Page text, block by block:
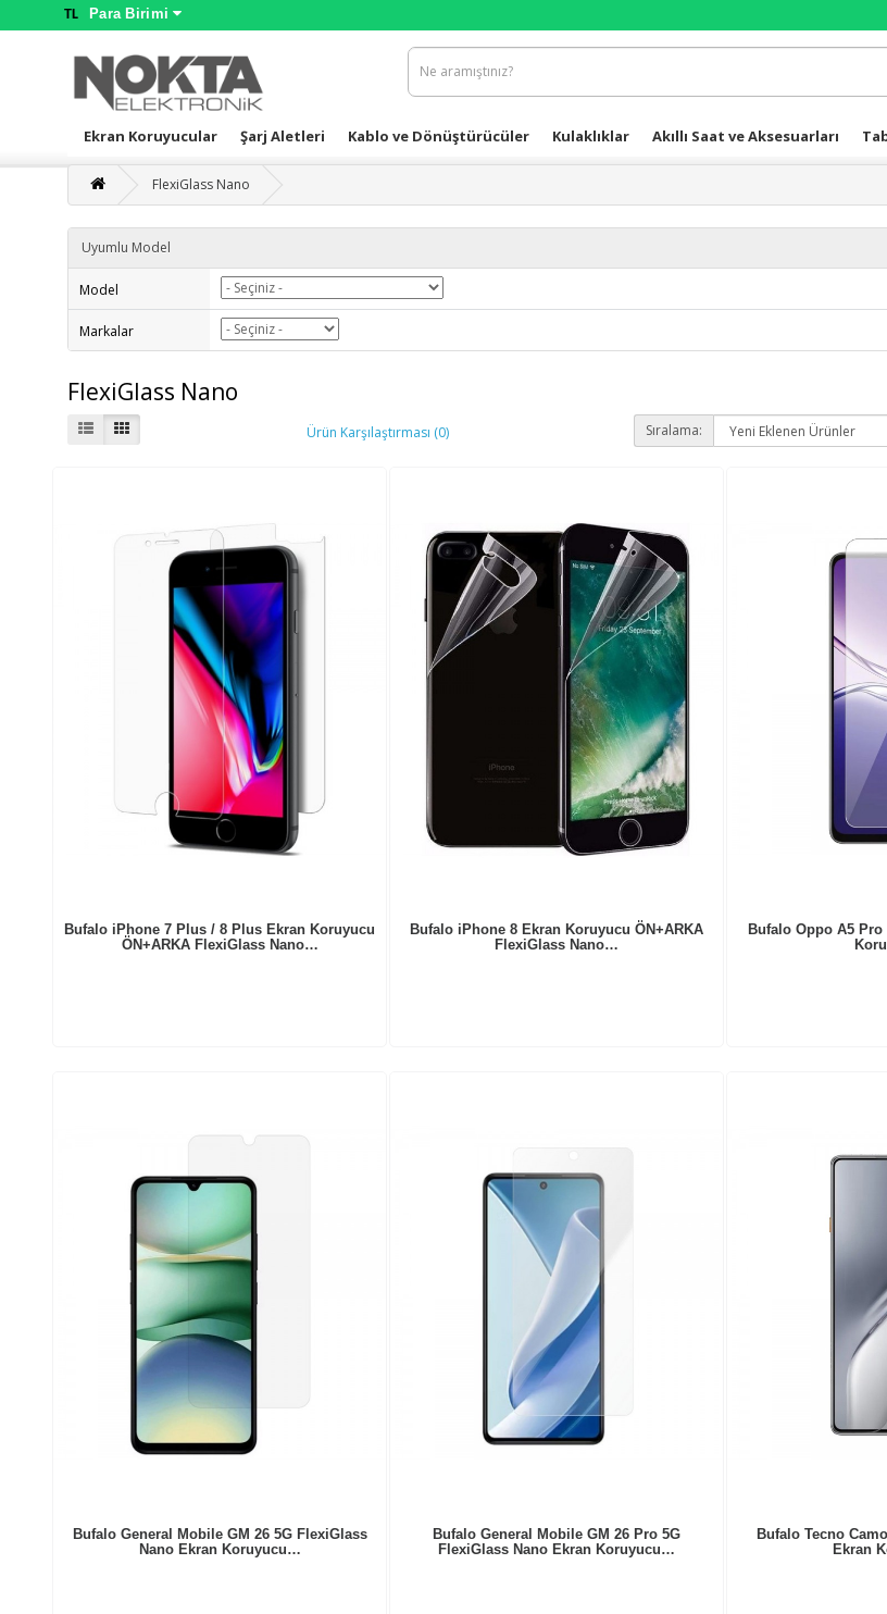
TL Para Birimi
Ekran Koruyucular Şarj Aletleri Kablo ve Dönüştürücüler Kulaklıklar Akıllı Saat ve Aksesuarları
FlexiGlass Nano
Uyumlu Model
Model
Markalar
FlexiGlass Nano
Ürün Karşılaştırması (0) Sıralama:
Bufalo iPhone 7 Plus / 8 Plus Ekran Koruyucu
ÖN+ARKA FlexiGlass Nano…
Bufalo iPhone 8 Ekran Koruyucu ÖN+ARKA
FlexiGlass Nano…
Bufalo Oppo A5
Bufalo General Mobile GM 26 5G FlexiGlass
Nano Ekran Koruyucu…
Bufalo General Mobile GM 26 Pro 5G
FlexiGlass Nano Ekran Koruyucu…
Bufalo Tecno
Ekran